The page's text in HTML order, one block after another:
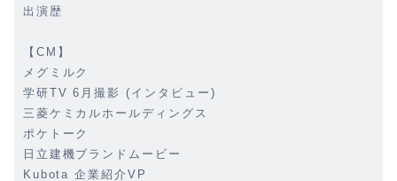
出演歴
【CM】
メグミルク
学研TV 6月撮影 (インタビュー)
三菱ケミカルホールディングス
ポケトーク
日立建機ブランドムービー
Kubota 企業紹介VP